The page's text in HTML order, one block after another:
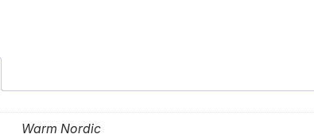
Warm Nordic